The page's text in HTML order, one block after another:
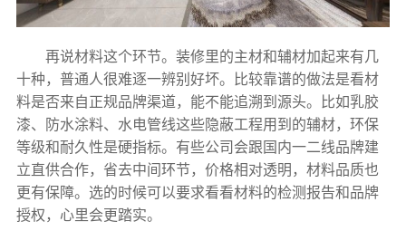
再说材料这个环节。装修里的主材和辅材加起来有几
十种，普通人很难逐一辨别好坏。比较靠谱的做法是看材
料是否来自正规品牌渠道，能不能追溯到源头。比如乳胶
漆、防水涂料、水电管线这些隐蔽工程用到的辅材，环保
等级和耐久性是硬指标。有些公司会跟国内一二线品牌建
立直供合作，省去中间环节，价格相对透明，材料品质也
更有保障。选的时候可以要求看看材料的检测报告和品牌
授权，心里会更踏实。